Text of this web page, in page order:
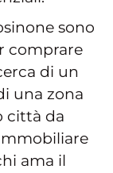
sono
comprare
di un
una zona
città da
ama il